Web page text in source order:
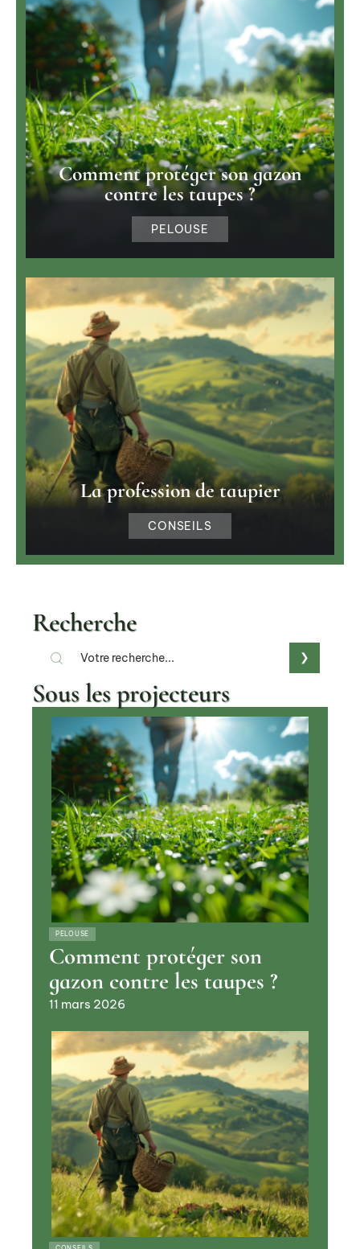
Comment protéger son gazon
contre les taupes ?
PELOUSE
La profession de taupier
CONSEILS
Recherche
Sous les projecteurs
PELOUSE
Comment protéger son
gazon contre les taupes ?
11 mars 2026